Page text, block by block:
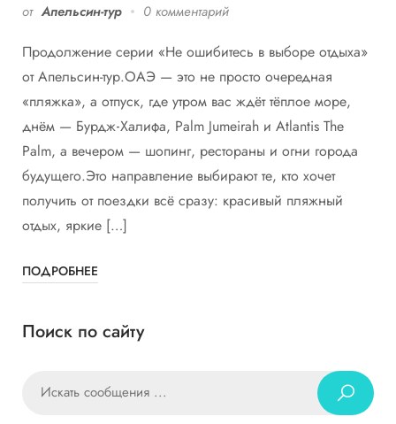
от Апельсин-тур 0 комментарий
Продолжение серии «Не ошибитесь в выборе отдыха»
от Апельсин-тур.ОАЭ — это не просто очередная
«пляжка», а отпуск, где утром вас ждёт тёплое море,
днём — Бурдж‑Халифа, Palm Jumeirah и Atlantis The
Palm, а вечером — шопинг, рестораны и огни города
будущего.Это направление выбирают те, кто хочет
получить от поездки всё сразу: красивый пляжный
отдых, яркие […]
ПОДРОБНЕЕ
Поиск по сайту